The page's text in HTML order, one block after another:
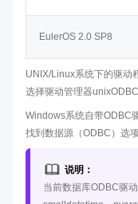
EulerOS 2.0 SP8
UNIX/Linux系统下的驱动
选择驱动管理器
Windows系统自带ODBC
找到数据源（ODBC）选项
说明：
当前数据库ODBC驱